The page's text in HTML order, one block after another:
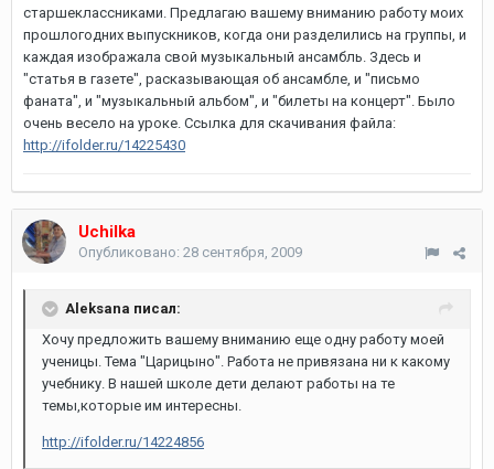
старшеклассниками. Предлагаю вашему вниманию работу моих
прошлогодних выпускников, когда они разделились на группы, и
каждая изображала свой музыкальный ансамбль. Здесь и
"статья в газете", расказывающая об ансамбле, и "письмо
фаната", и "музыкальный альбом", и "билеты на концерт". Было
очень весело на уроке. Ссылка для скачивания файла:
http://ifolder.ru/14225430
Uchilka
Опубликовано: 28 сентября, 2009
Aleksana писал:
Хочу предложить вашему вниманию еще одну работу моей
ученицы. Тема "Царицыно". Работа не привязана ни к какому
учебнику. В нашей школе дети делают работы на те
темы,которые им интересны.
http://ifolder.ru/14224856